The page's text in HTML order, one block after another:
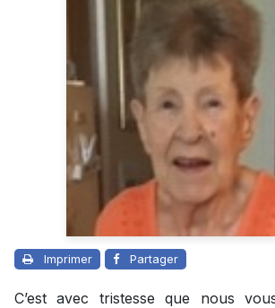
Imprimer Partager
C’est avec tristesse que nous